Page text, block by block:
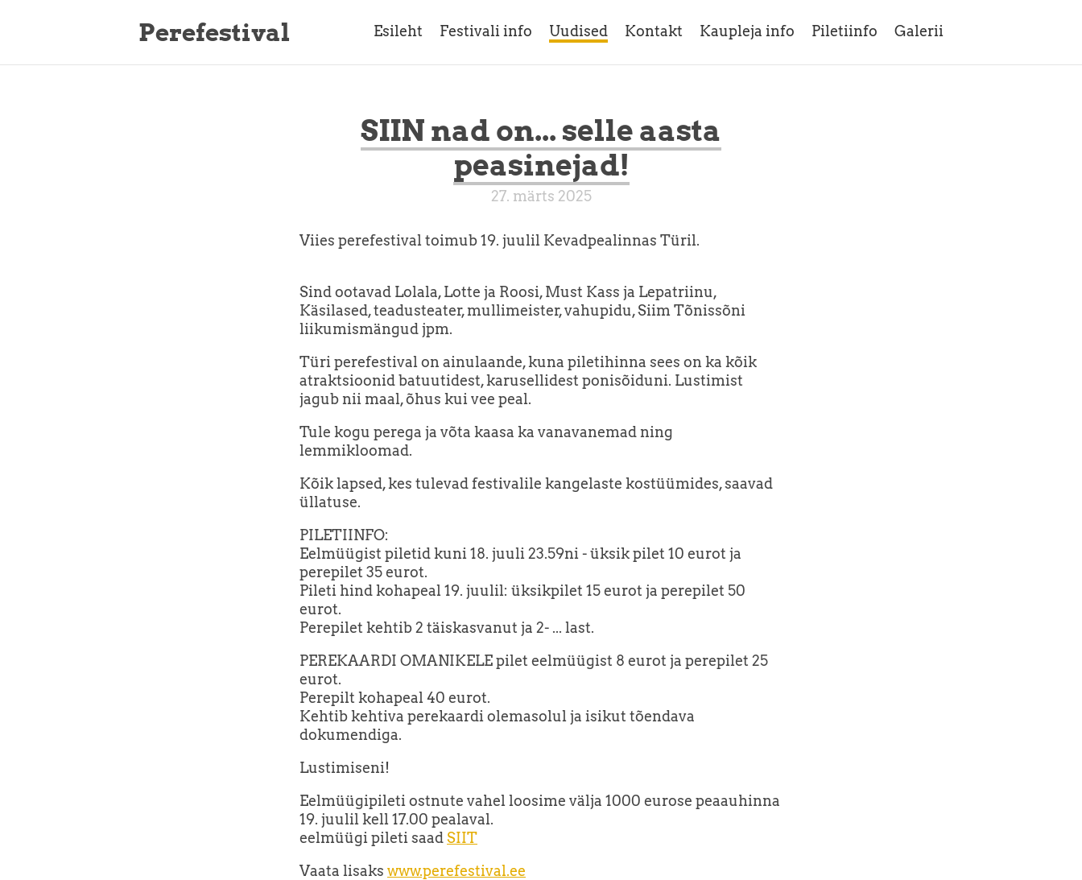
Perefestival Esileht Festivali info Uudised Kontakt Kaupleja info Piletiinfo Galerii
SIIN nad on... selle aasta
peasinejad!
27. märts 2025
Viies perefestival toimub 19. juulil Kevadpealinnas Türil.
Sind ootavad Lolala, Lotte ja Roosi, Must Kass ja Lepatriinu,
Käsilased, teadusteater, mullimeister, vahupidu, Siim Tõnissõni
liikumismängud jpm.
Türi perefestival on ainulaande, kuna piletihinna sees on ka kõik
atraktsioonid batuutidest, karusellidest ponisõiduni. Lustimist
jagub nii maal, õhus kui vee peal.
Tule kogu perega ja võta kaasa ka vanavanemad ning
lemmikloomad.
Kõik lapsed, kes tulevad festivalile kangelaste kostüümides, saavad
üllatuse.
PILETIINFO:
Eelmüügist piletid kuni 18. juuli 23.59ni - üksik pilet 10 eurot ja
perepilet 35 eurot.
Pileti hind kohapeal 19. juulil: üksikpilet 15 eurot ja perepilet 50
eurot.
Perepilet kehtib 2 täiskasvanut ja 2- ... last.
PEREKAARDI OMANIKELE pilet eelmüügist 8 eurot ja perepilet 25
eurot.
Perepilt kohapeal 40 eurot.
Kehtib kehtiva perekaardi olemasolul ja isikut tõendava
dokumendiga.
Lustimiseni!
Eelmüügipileti ostnute vahel loosime välja 1000 eurose peaauhinna
19. juulil kell 17.00 pealaval.
eelmüügi pileti saadSIIT
Vaata lisaks www.perefestival.ee